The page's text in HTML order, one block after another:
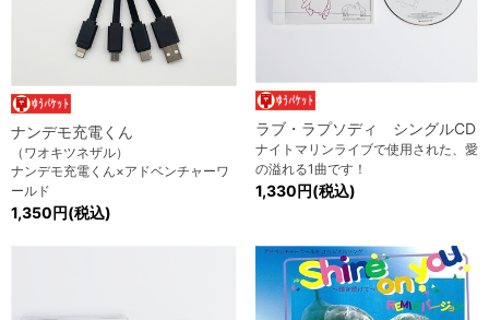
ナンデモ充電くん
（ワオキツネザル）
ナンデモ充電くん×アドベンチャーワ
ールド
1,350円(税込)
ラブ・ラプソディ シングルCD
ナイトマリンライブで使用された、愛
の溢れる1曲です！
1,330円(税込)